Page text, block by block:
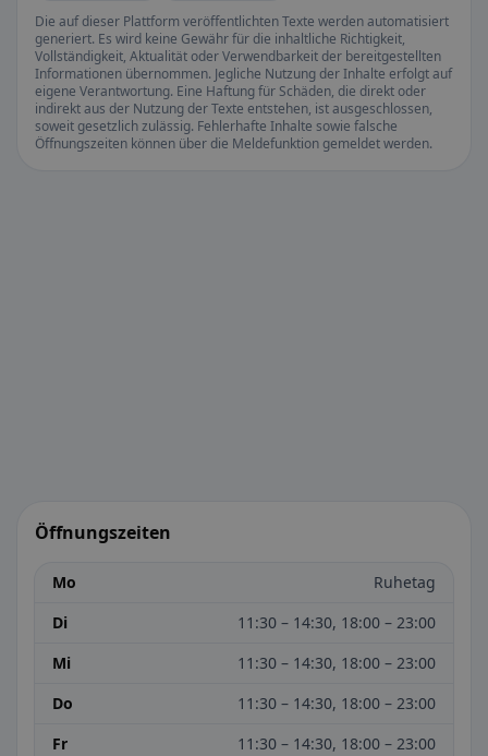
Die auf dieser Plattform veröffentlichten Texte werden automatisiert
generiert. Es wird keine Gewähr für die inhaltliche Richtigkeit,
Vollständigkeit, Aktualität oder Verwendbarkeit der bereitgestellten
Informationen übernommen. Jegliche Nutzung der Inhalte erfolgt auf
eigene Verantwortung. Eine Haftung für Schäden, die direkt oder
indirekt aus der Nutzung der Texte entstehen, ist ausgeschlossen,
soweit gesetzlich zulässig. Fehlerhafte Inhalte sowie falsche
Öffnungszeiten können über die Meldefunktion gemeldet werden.
Öffnungszeiten
Mo
Ruhetag
Di
11:30 – 14:30, 18:00 – 23:00
Mi
11:30 – 14:30, 18:00 – 23:00
Do
11:30 – 14:30, 18:00 – 23:00
Fr
11:30 – 14:30, 18:00 – 23:00